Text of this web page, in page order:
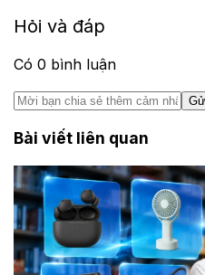
Hỏi và đáp
Có 0 bình luận
Bài viết liên quan